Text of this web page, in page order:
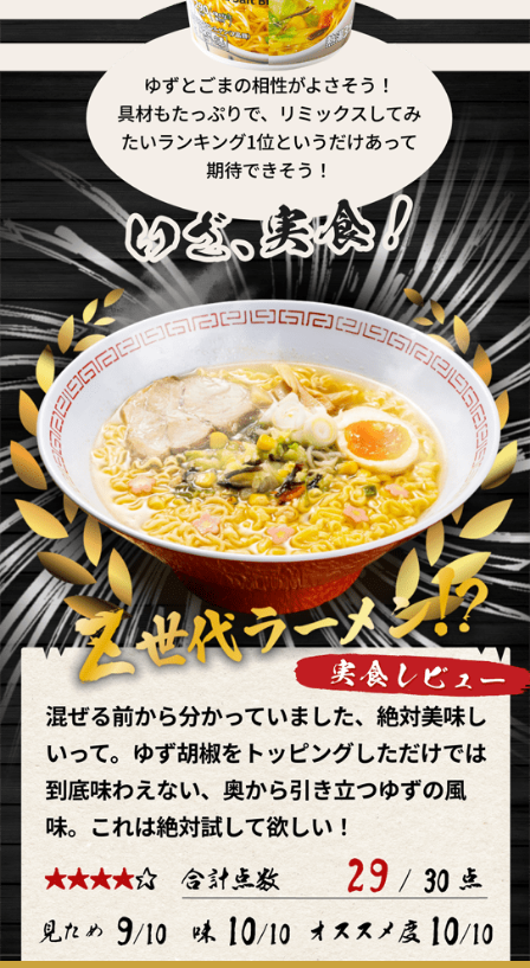
nanacoギフトとは
お手持ちのnanacoカードやnanacoモバイルに登録することで、電
子マネー「nanaco」として受け取ることができるサービスです。
nanacoギフト対応サイトでは、nanacoギフトを直接お支払にご利
用いただく事も可能です。ご利用にはインターネット環境が必要と
なります。詳細はホームページ（
https://atgift.jp/user/item/nanacogift/ ）をご覧ください。
nanacoギフトを「nanaco」にチャージするには、nanacoカードも
しくはnanacoモバイルが必要です。
お持ちでない方は、こちら（https://www.nanaco-
net.jp/introduction/）をご覧ください。「nanaco」のサービス内容
やご利用方法は、nanacoのホームページ（https://www.nanaco-
net.jp/
）をご覧ください。
nanacoギフトは、セブン-イレブン等の店舗でのお支払いに直接
利用することはできません。
nanacoギフトには有効期限があります。有効期限を経過すると使
用できなくなります
nanacoギフトIDを当日正午12時までに登録した場合は、翌日朝6
時以降に「nanaco」を受け取る事が出来ます。
当日正午12時以降に登録した場合は、翌々日朝6時以降の受け取り
になります。 登録完了時に表示される『受取可能日』を必ずご確認
ください。
「nanaco」入会当日にnanacoギフトIDを登録した場合は『受取
可能日』に関わらず、 翌々日の朝6時以降に「nanaco」の受け取
りが可能になります。
一度に複数件の登録をされると、登録が完了しないことがござい
ます。
換金、返金又は取消、再発行はできません。
登録、受取りに必要な通信機器、通信費、交通費等は利用者の負
担となります。
nanacoギフトの登録サイトやご利用サイトは、日本国外からのア
クセスはできません。
その他